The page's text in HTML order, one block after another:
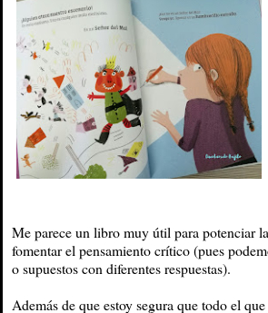
Me parece un libro muy útil para potenciar
fomentar el pensamiento crítico (pues
o supuestos con diferentes respuestas).
Además de que estoy segura que todo el